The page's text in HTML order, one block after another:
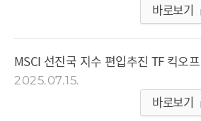
바로보기
MSCI 선진국 지수 편입추진 TF 킥오
2025.07.15.
바로보기